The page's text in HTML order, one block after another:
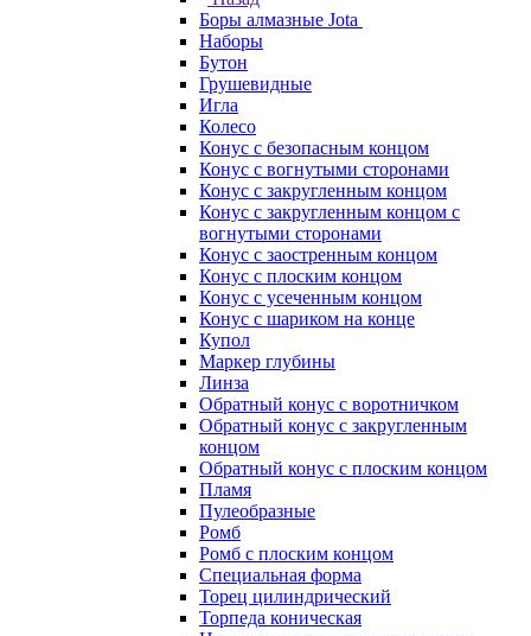
Боры алмазные Jota
Наборы
Бутон
Грушевидные
Игла
Колесо
Конус с безопасным концом
Конус с вогнутыми сторонами
Конус с закругленным концом
Конус с закругленным концом с
вогнутыми сторонами
Конус с заостренным концом
Конус с плоским концом
Конус с усеченным концом
Конус с шариком на конце
Купол
Маркер глубины
Линза
Обратный конус с воротничком
Обратный конус с закругленным
концом
Обратный конус с плоским концом
Пламя
Пулеобразные
Ромб
Ромб с плоским концом
Специальная форма
Торец цилиндрический
Торпеда коническая